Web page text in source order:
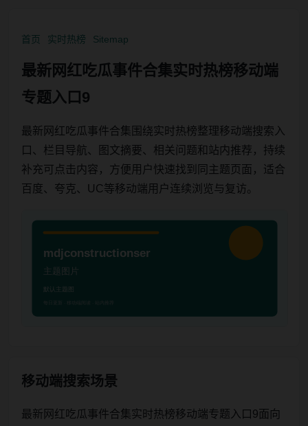
首页 实时热榜 Sitemap
最新网红吃瓜事件合集实时热榜移动端
专题入口9
最新网红吃瓜事件合集围绕实时热榜整理移动端搜索入
口、栏目导航、图文摘要、相关问题和站内推荐，持续
补充可点击内容，方便用户快速找到同主题页面，适合
百度、夸克、UC等移动端用户连续浏览与复访。
移动端搜索场景
最新网红吃瓜事件合集实时热榜移动端专题入口9面向